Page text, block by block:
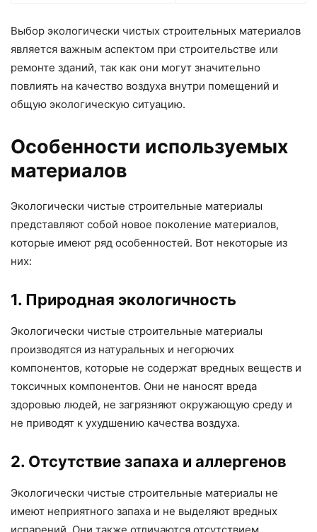
Выбор экологически чистых строительных материалов
является важным аспектом при строительстве или
ремонте зданий, так как они могут значительно
повлиять на качество воздуха внутри помещений и
общую экологическую ситуацию.
Особенности используемых
материалов
Экологически чистые строительные материалы
представляют собой новое поколение материалов,
которые имеют ряд особенностей. Вот некоторые из
них:
1. Природная экологичность
Экологически чистые строительные материалы
производятся из натуральных и негорючих
компонентов, которые не содержат вредных веществ и
токсичных компонентов. Они не наносят вреда
здоровью людей, не загрязняют окружающую среду и
не приводят к ухудшению качества воздуха.
2. Отсутствие запаха и аллергенов
Экологически чистые строительные материалы не
имеют неприятного запаха и не выделяют вредных